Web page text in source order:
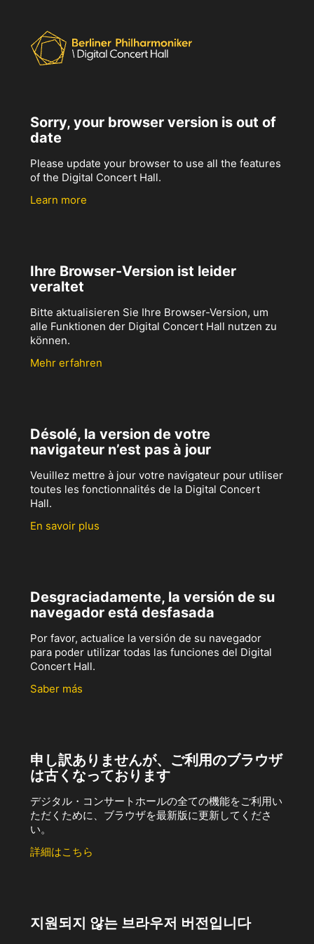
Sorry, your browser version is out of
date
Please update your browser to use all the features
of the Digital Concert Hall.
Learn more
Ihre Browser-Version ist leider
veraltet
Bitte aktualisieren Sie Ihre Browser-Version, um
alle Funktionen der Digital Concert Hall nutzen zu
können.
Mehr erfahren
Désolé, la version de votre
navigateur n’est pas à jour
Veuillez mettre à jour votre navigateur pour utiliser
toutes les fonctionnalités de la Digital Concert
Hall.
En savoir plus
Desgraciadamente, la versión de su
navegador está desfasada
Por favor, actualice la versión de su navegador
para poder utilizar todas las funciones del Digital
Concert Hall.
Saber más
申し訳ありませんが、ご利用のブラウザ
は古くなっております
デジタル・コンサートホールの全ての機能をご利用い
ただくために、ブラウザを最新版に更新してくださ
い。
詳細はこちら
지원되지 않는 브라우저 버전입니다